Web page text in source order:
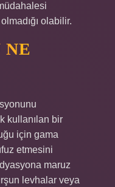
olabilir.
NE
kullanılan bir
için gama
etmesini
maruz
levhalar veya